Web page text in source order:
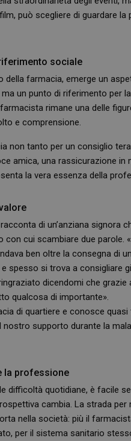
può scegliere di guardare
sociale
della farmacia, emerge un
un punto di riferimento per
rimane una delle
e comprensione.
non tanto per un consiglio
amica, una rassicurazione
la vera essenza della
di un’anziana signora
cui scambiare due parole.
ben oltre la consegna di
spesso si trova a consigliare
dicendomi che
qualcosa di importante».
di quartiere e conosce
nostro supporto durante la
la professione
difficoltà quotidiane, è facile
cambia. La strada
nella società: più il
per il sistema sanitario
I cookie necessari contribuiscono a
l'accesso alle aree protette del sito. Il
PHPSESSID
PHP.net
_ga_RV9MB13F2Q
_ga
CookieScriptConsent
VISITOR_PRIVACY_METADATA
FORNITORE/
DOMINIO
NOME
__Secure-ROLLOUT_TOKEN